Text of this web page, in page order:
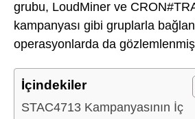
grubu, LoudMiner ve
kampanyası gibi gruplarla
operasyonlarda da
İçindekiler
STAC4713 Kampanyasının İç